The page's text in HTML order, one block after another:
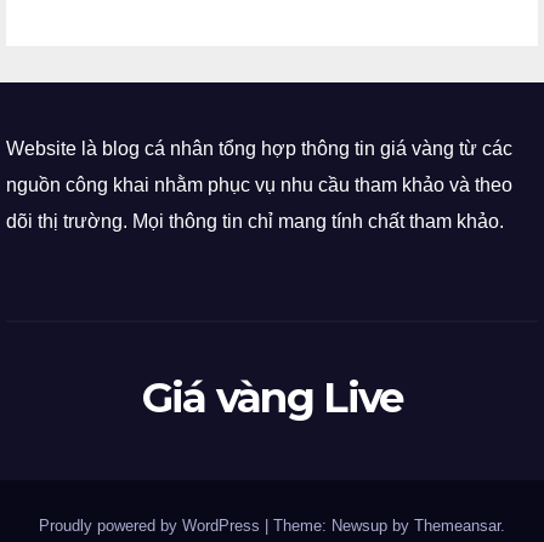
Website là blog cá nhân tổng hợp thông tin giá vàng từ các
nguồn công khai nhằm phục vụ nhu cầu tham khảo và theo
dõi thị trường. Mọi thông tin chỉ mang tính chất tham khảo.
Giá vàng Live
Proudly powered by WordPress Theme: Newsup by Themeansar.